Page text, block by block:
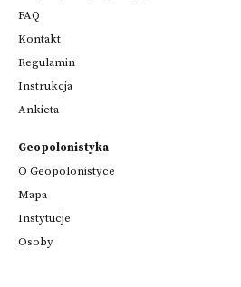
FAQ
Kontakt
Regulamin
Instrukcja
Ankieta
Geopolonistyka
O Geopolonistyce
Mapa
Instytucje
Osoby